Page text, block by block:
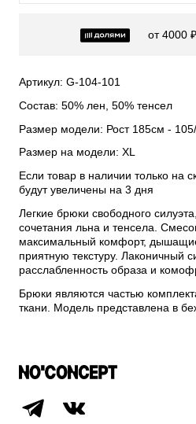
от 4000 ₽
Артикул: G-104-101
Состав: 50% лен, 50% тенсел
Размер модели: Рост 185см -
Размер на модели: XL
Если товар в наличии только на
будут увеличены на 3 дня
Легкие брюки свободного
сочетания льна и тенсела.
максимальный комфорт,
приятную текстуру. Лаконичный
расслабленность образа и
Брюки являются частью
ткани. Модель представлена в